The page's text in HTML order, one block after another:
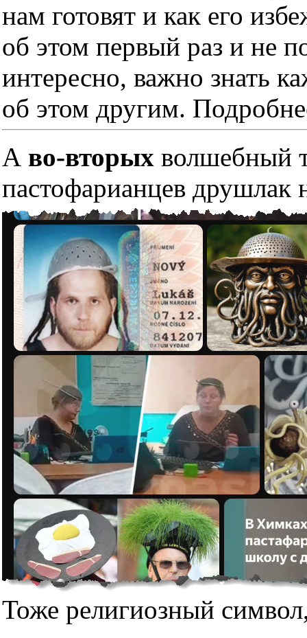
нам готовят и как его
об этом первый раз и не
интересно, важно знать
об этом другим.
А во-вторых волшебный
пастофарианцев друшлак
Тоже религиозный